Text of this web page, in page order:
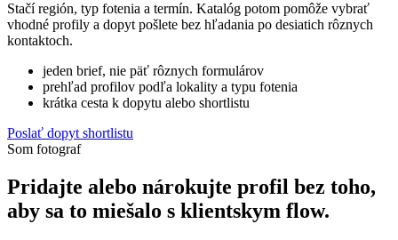
Stačí región, typ fotenia a termín. Katalóg potom pomôže vybrať
vhodné profily a dopyt pošlete bez hľadania po desiatich rôznych
kontaktoch.
jeden brief, nie päť rôznych formulárov
prehľad profilov podľa lokality a typu fotenia
krátka cesta k dopytu alebo shortlistu
Poslať dopyt shortlistu
Som fotograf
Pridajte alebo nárokujte profil bez toho,
aby sa to miešalo s klientskym flow.